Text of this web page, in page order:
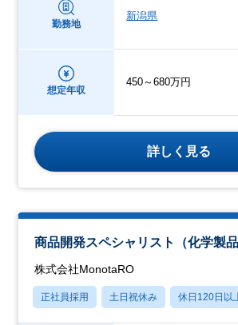
勤務地
新潟県
想定年収
450～680万円
詳しく見る
商品開発スペシャリスト（化学製品
株式会社MonotaRO
正社員採用 土日祝休み 休日120日以